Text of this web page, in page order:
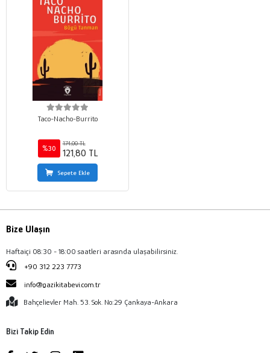
Taco-Nacho-Burrito
%30
174,00 TL
121,80 TL
Sepete Ekle
Bize Ulaşın
Haftaiçi 08:30 - 18:00 saatleri arasında ulaşabilirsiniz.
+90 312 223 7773
info@gazikitabevi.com.tr
Bahçelievler Mah. 53. Sok. No:29 Çankaya-Ankara
Bizi Takip Edin